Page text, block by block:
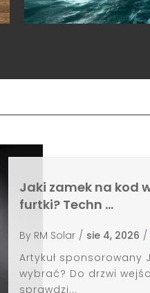
Jaki zamek na kod
furtki? Techn …
By RM Solar / sie 4, 2026 /
Artykuł sponsorowany
wybrać? Do drzwi
sprawdzi...